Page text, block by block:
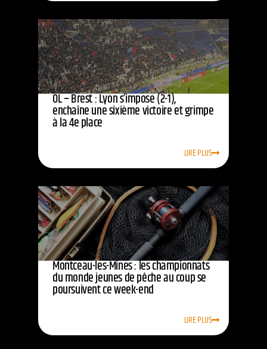
OL – Brest : Lyon s’impose (2-1),
enchaîne une sixième victoire et grimpe
à la 4e place
LIRE PLUS
Montceau-les-Mines : les championnats
du monde jeunes de pêche au coup se
poursuivent ce week-end
LIRE PLUS